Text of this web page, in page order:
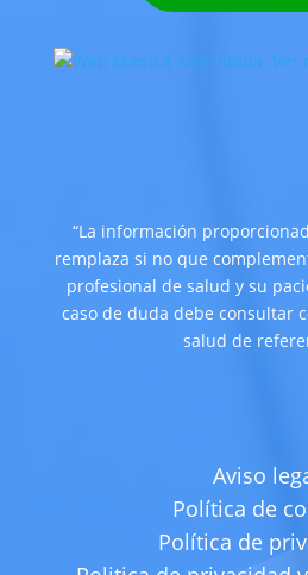
“La información
remplaza si no que
profesional de salud y su
caso de duda debe consultar
salud de
Aviso
Política de
Política de